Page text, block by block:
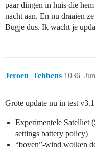
paar dingen in huis die
nacht aan. En nu draaien
Bugje dus. Ik wacht je
Jeroen_Tebbens 1036
Grote update nu in test
Experimentele Satelliet
settings battery policy)
“boven”-wind wolken